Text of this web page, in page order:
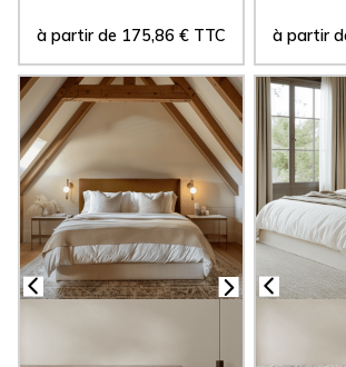
à partir de 175,86€ TTC à partir